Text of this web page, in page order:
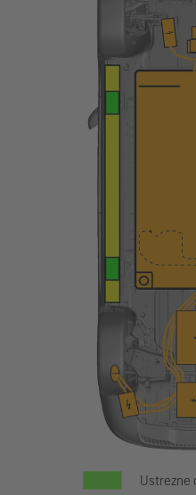
Ustrezne